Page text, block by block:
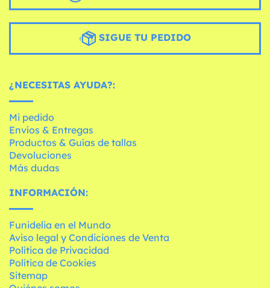
SIGUE TU PEDIDO
¿NECESITAS AYUDA?:
Mi pedido
Envíos & Entregas
Productos & Guías de tallas
Devoluciones
Más dudas
INFORMACIÓN:
Funidelia en el Mundo
Aviso legal y Condiciones de Venta
Política de Privacidad
Política de Cookies
Sitemap